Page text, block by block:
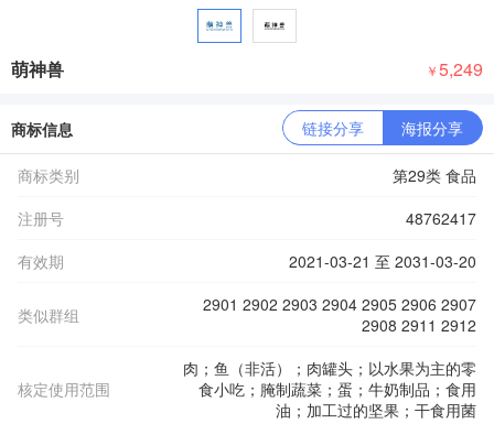
萌神兽 ￥5,249
商标信息 链接分享 海报分享
商标类别
第29类 食品
注册号
48762417
有效期
2021-03-21 至 2031-03-20
类似群组
2901 2902 2903 2904 2905 2906 2907
2908 2911 2912
核定使用范围
肉；鱼（非活）；肉罐头；以水果为主的零
食小吃；腌制蔬菜；蛋；牛奶制品；食用
油；加工过的坚果；干食用菌